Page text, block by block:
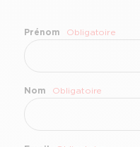
Prénom Obligatoire
Nom Obligatoire